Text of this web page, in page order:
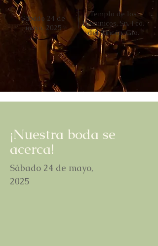
Sábado 24 de
mayo, 2025
Templo de los
Dominicos, Sn. Fco.
del Rincón, Gto.
¡Nuestra boda se
acerca!
Sábado 24 de mayo,
2025